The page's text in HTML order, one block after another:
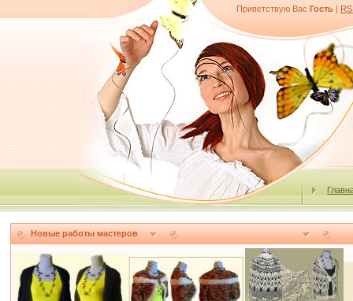
Приветствую Вас Гость |
Новые работы мастеров